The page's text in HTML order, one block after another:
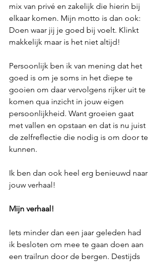
mix van privé en zakelijk die hierin bij
elkaar komen. Mijn motto is dan ook:
Doen waar jij je goed bij voelt. Klinkt
makkelijk maar is het niet altijd!
Persoonlijk ben ik van mening dat het
goed is om je soms in het diepe te
gooien om daar vervolgens rijker uit te
komen qua inzicht in jouw eigen
persoonlijkheid. Want groeien gaat
met vallen en opstaan en dat is nu juist
de zelfreflectie die nodig is om door te
kunnen.
Ik ben dan ook heel erg benieuwd naar
jouw verhaal!
Mijn verhaal!
Iets minder dan een jaar geleden had
ik besloten om mee te gaan doen aan
een trailrun door de bergen. Destijds